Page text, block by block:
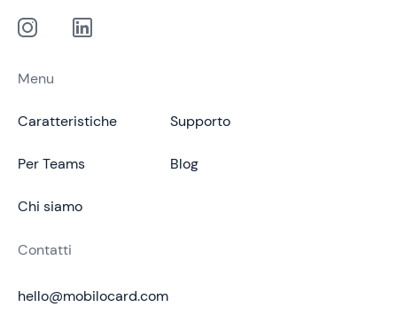
Menu
Caratteristiche
Per Teams
Chi siamo
Supporto
Blog
Contatti
hello@mobilocard.com